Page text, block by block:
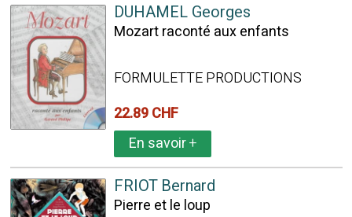
DUHAMEL Georges
Mozart raconté aux enfants
FORMULETTE PRODUCTIONS
22.89 CHF
En savoir+
FRIOT Bernard
Pierre et le loup